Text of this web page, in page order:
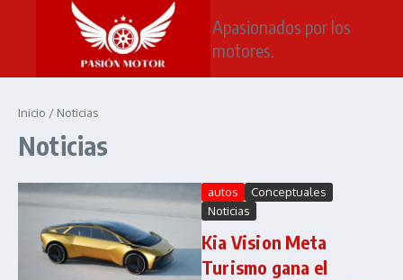
Saltar al contenido
Apasionados por los
motores.
Inicio / Noticias
Noticias
autos
Conceptuales
Noticias
Kia Vision Meta
Turismo gana el